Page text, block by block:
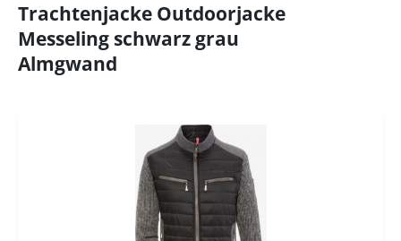
Trachtenjacke Outdoorjacke
Messeling schwarz grau
Almgwand